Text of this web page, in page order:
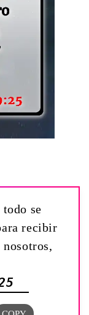
se
recibir